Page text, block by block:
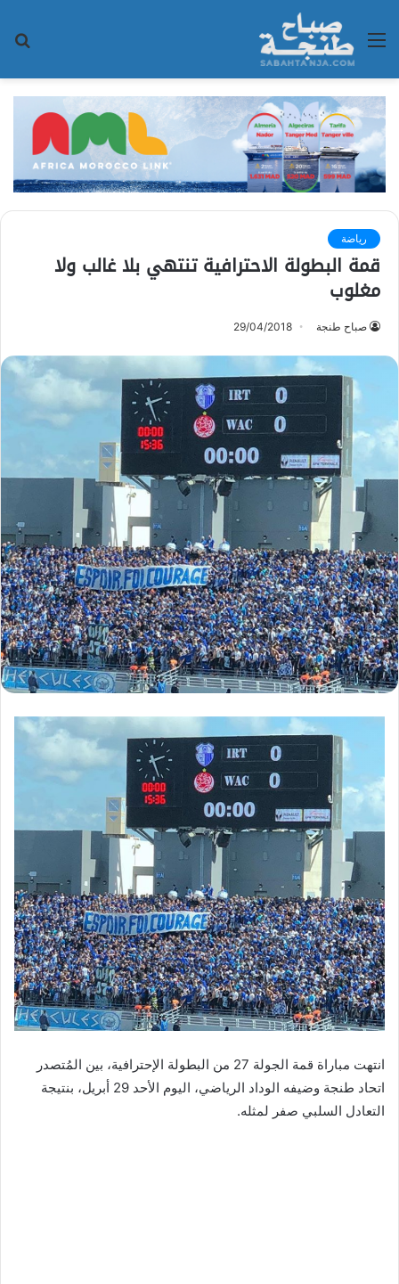
القائمة
رياضة
قمة البطولة الاحترافية تنتهي بلا غالب ولا
مغلوب
صباح طنجة 29/04/2018
انتهت مباراة قمة الجولة 27 من البطولة الإحترافية، بين المُتصدر
اتحاد طنجة وضيفه الوداد الرياضي، اليوم الأحد 29 أبريل، بنتيجة
التعادل السلبي صفر لمثله.